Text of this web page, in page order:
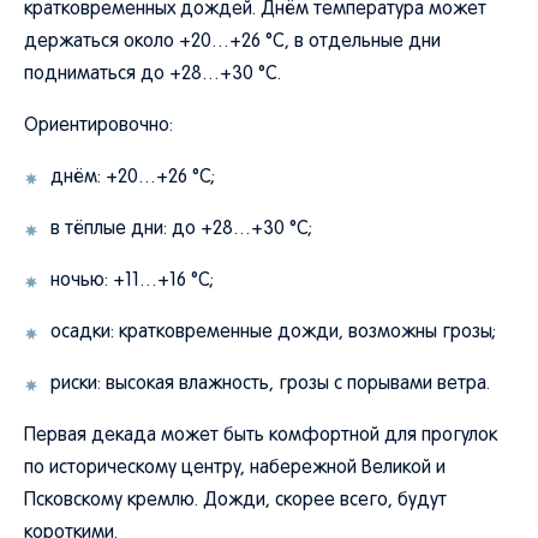
кратковременных дождей. Днём температура может
держаться около +20…+26 °C, в отдельные дни
подниматься до +28…+30 °C.
Ориентировочно:
днём: +20…+26 °C;
в тёплые дни: до +28…+30 °C;
ночью: +11…+16 °C;
осадки: кратковременные дожди, возможны грозы;
риски: высокая влажность, грозы с порывами ветра.
Первая декада может быть комфортной для прогулок
по историческому центру, набережной Великой и
Псковскому кремлю. Дожди, скорее всего, будут
короткими.